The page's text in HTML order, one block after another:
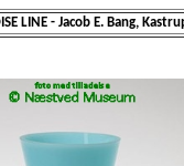
LINE - Jacob E. Bang,